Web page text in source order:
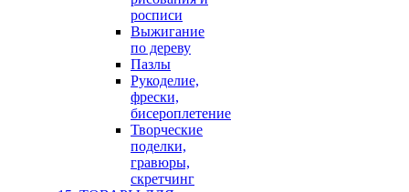
росписи
Выжигание
по дереву
Пазлы
Рукоделие,
фрески,
бисероплетение
Творческие
поделки,
гравюры,
скретчинг